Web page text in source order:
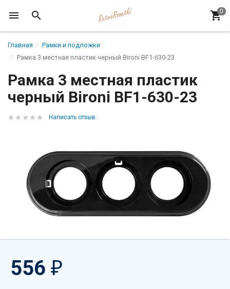
Главная
Рамки и подложки
Рамка 3 местная пластик черный Bironi BF1-630-23
Рамка 3 местная пластик
черный Bironi BF1-630-23
Написать отзыв
556 ₽